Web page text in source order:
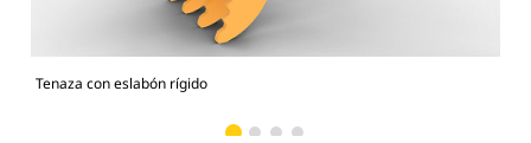
Tenaza con eslabón rígido